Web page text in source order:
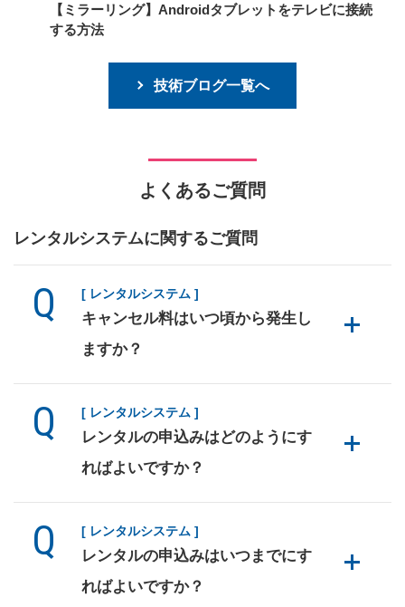
【ミラーリング】Androidタブレットをテレビに接続
する方法
技術ブログ一覧へ
よくあるご質問
レンタルシステムに関するご質問
[ レンタルシステム ]
キャンセル料はいつ頃から発生し
ますか？
[ レンタルシステム ]
レンタルの申込みはどのようにす
ればよいですか？
[ レンタルシステム ]
レンタルの申込みはいつまでにす
ればよいですか？